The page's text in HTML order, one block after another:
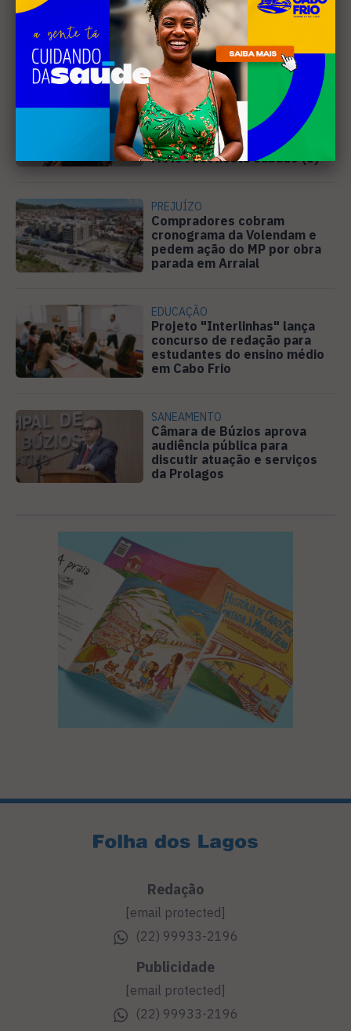
Leia Também
MÚSICA
Banda cabo-friense
Spectrummm apresenta
músicas inéditas no Diveneta
Moto Fest neste sábado (8)
PREJUÍZO
Compradores cobram
cronograma da Volendam e
pedem ação do MP por obra
parada em Arraial
EDUCAÇÃO
Projeto "Interlinhas" lança
concurso de redação para
estudantes do ensino médio
em Cabo Frio
SANEAMENTO
Câmara de Búzios aprova
audiência pública para
discutir atuação e serviços
da Prolagos
Redação
[email protected]
(22) 99933-2196
Publicidade
[email protected]
(22) 99933-2196